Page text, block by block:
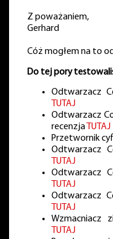
Z poważaniem,
Gerhard
Cóż mogłem na to
Do tej pory
Odtwarzacz
TUTAJ
Odtwarzacz
recenzja TUTAJ
Przetwornik
Odtwarzacz
TUTAJ
Odtwarzacz
TUTAJ
Odtwarzacz
TUTAJ
Wzmacniacz
TUTAJ